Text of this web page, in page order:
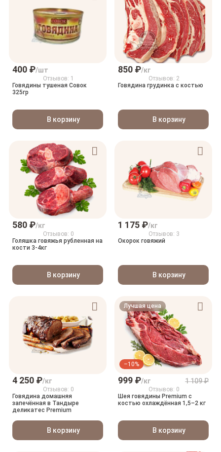
400 ₽/шт
Отзывов: 1
Говядины тушеная Совок
325гр
В корзину
850 ₽/кг
Отзывов: 2
Говядина грудинка с костью
В корзину
580 ₽/кг
Отзывов: 0
Голяшка говяжья рубленная на
кости 3-4кг
В корзину
1 175 ₽/кг
Отзывов: 3
Окорок говяжий
В корзину
4 250 ₽/кг
Отзывов: 0
Говядина домашняя
запечённая в Тандыре
деликатес Premium
В корзину
Лучшая цена
–10%
999 ₽/кг 1 109 ₽
Отзывов: 0
Шея говядины Premium с
костью охлаждённая 1,5–2 кг
В корзину